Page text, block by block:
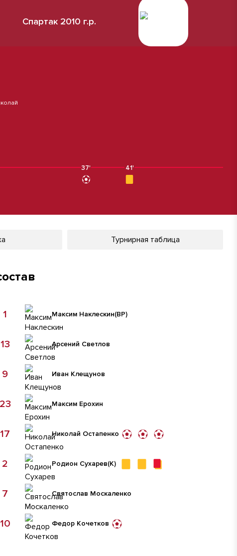
Спартак 2010 г.р.
37' 41'
Турнирная таблица
Максим Наклескин(ВР)
1
Арсений Светлов
13
Иван Клещунов
9
Максим Ерохин
23
Николай Остапенко
17
Родион Сухарев(К)
2
Святослав Москаленко
7
Федор Кочетков
10